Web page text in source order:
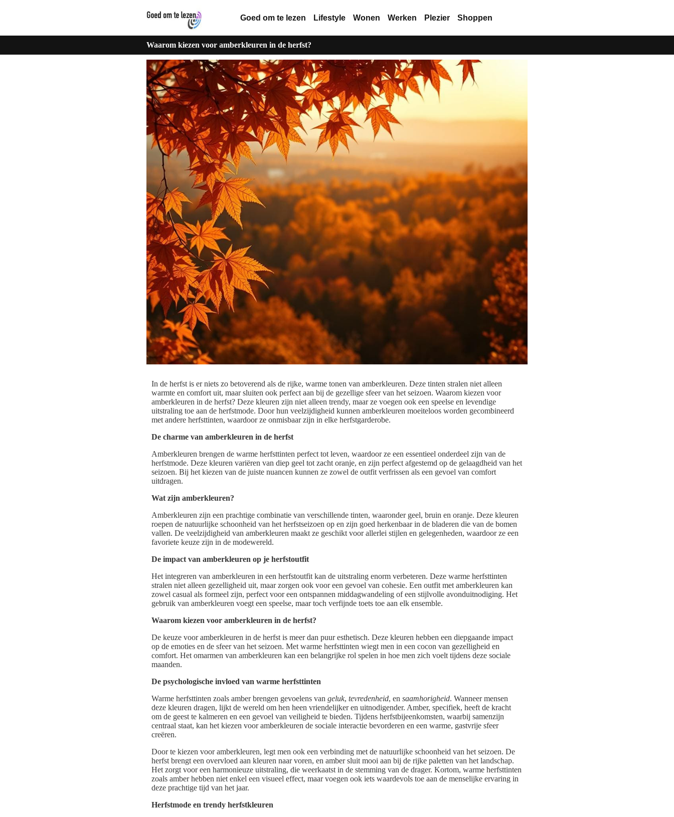
Goed om te lezen Lifestyle Wonen Werken Plezier Shoppen
Waarom kiezen voor amberkleuren in de herfst?
In de herfst is er niets zo betoverend als de rijke, warme tonen van amberkleuren. Deze tinten stralen niet alleen
warmte en comfort uit, maar sluiten ook perfect aan bij de gezellige sfeer van het seizoen. Waarom kiezen voor
amberkleuren in de herfst? Deze kleuren zijn niet alleen trendy, maar ze voegen ook een speelse en levendige
uitstraling toe aan de herfstmode. Door hun veelzijdigheid kunnen amberkleuren moeiteloos worden gecombineerd
met andere herfsttinten, waardoor ze onmisbaar zijn in elke herfstgarderobe.
De charme van amberkleuren in de herfst
Amberkleuren brengen de warme herfsttinten perfect tot leven, waardoor ze een essentieel onderdeel zijn van de
herfstmode. Deze kleuren variëren van diep geel tot zacht oranje, en zijn perfect afgestemd op de gelaagdheid van het
seizoen. Bij het kiezen van de juiste nuancen kunnen ze zowel de outfit verfrissen als een gevoel van comfort
uitdragen.
Wat zijn amberkleuren?
Amberkleuren zijn een prachtige combinatie van verschillende tinten, waaronder geel, bruin en oranje. Deze kleuren
roepen de natuurlijke schoonheid van het herfstseizoen op en zijn goed herkenbaar in de bladeren die van de bomen
vallen. De veelzijdigheid van amberkleuren maakt ze geschikt voor allerlei stijlen en gelegenheden, waardoor ze een
favoriete keuze zijn in de modewereld.
De impact van amberkleuren op je herfstoutfit
Het integreren van amberkleuren in een herfstoutfit kan de uitstraling enorm verbeteren. Deze warme herfsttinten
stralen niet alleen gezelligheid uit, maar zorgen ook voor een gevoel van cohesie. Een outfit met amberkleuren kan
zowel casual als formeel zijn, perfect voor een ontspannen middagwandeling of een stijlvolle avonduitnodiging. Het
gebruik van amberkleuren voegt een speelse, maar toch verfijnde toets toe aan elk ensemble.
Waarom kiezen voor amberkleuren in de herfst?
De keuze voor amberkleuren in de herfst is meer dan puur esthetisch. Deze kleuren hebben een diepgaande impact
op de emoties en de sfeer van het seizoen. Met warme herfsttinten wiegt men in een cocon van gezelligheid en
comfort. Het omarmen van amberkleuren kan een belangrijke rol spelen in hoe men zich voelt tijdens deze sociale
maanden.
De psychologische invloed van warme herfsttinten
Warme herfsttinten zoals amber brengen gevoelens van geluk, tevredenheid, en saamhorigheid. Wanneer mensen
deze kleuren dragen, lijkt de wereld om hen heen vriendelijker en uitnodigender. Amber, specifiek, heeft de kracht
om de geest te kalmeren en een gevoel van veiligheid te bieden. Tijdens herfstbijeenkomsten, waarbij samenzijn
centraal staat, kan het kiezen voor amberkleuren de sociale interactie bevorderen en een warme, gastvrije sfeer
creëren.
Door te kiezen voor amberkleuren, legt men ook een verbinding met de natuurlijke schoonheid van het seizoen. De
herfst brengt een overvloed aan kleuren naar voren, en amber sluit mooi aan bij de rijke paletten van het landschap.
Het zorgt voor een harmonieuze uitstraling, die weerkaatst in de stemming van de drager. Kortom, warme herfsttinten
zoals amber hebben niet enkel een visueel effect, maar voegen ook iets waardevols toe aan de menselijke ervaring in
deze prachtige tijd van het jaar.
Herfstmode en trendy herfstkleuren